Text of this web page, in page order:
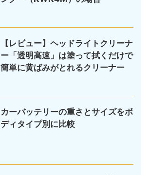
【レビュー】ヘッドライトクリーナ
ー「透明高速」は塗って拭くだけで
簡単に黄ばみがとれるクリーナー
カーバッテリーの重さとサイズをボ
ディタイプ別に比較